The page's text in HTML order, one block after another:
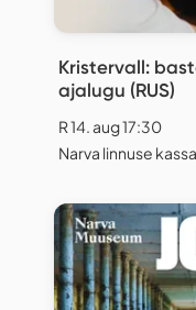
Kristervall:
ajalugu (RUS)
R 14. aug 17:30
Narva linnuse kassa